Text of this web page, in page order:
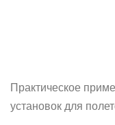
Практическое
установок для